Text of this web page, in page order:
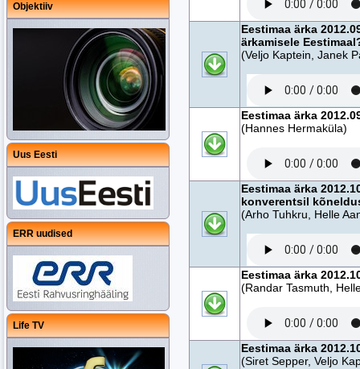
Objektiiv
Uus Eesti
ERR uudised
Life TV
Eestimaa ärka
ärkamisele
(Veljo Kaptein, Janek
Eestimaa ärka
(Hannes Hermaküla)
Eestimaa ärka
konverentsil
(Arho Tuhkru, Helle
Eestimaa ärka
(Randar Tasmuth,
Eestimaa ärka
(Siret Sepper, Veljo